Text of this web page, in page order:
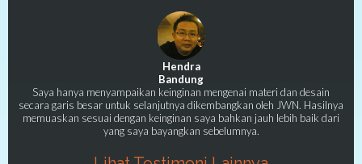
Hendra
Bandung
Saya hanya menyampaikan keinginan mengenai materi dan desain
secara garis besar untuk selanjutnya dikembangkan oleh JWN. Hasilnya
memuaskan sesuai dengan keinginan saya bahkan jauh lebih baik dari
yang saya bayangkan sebelumnya.